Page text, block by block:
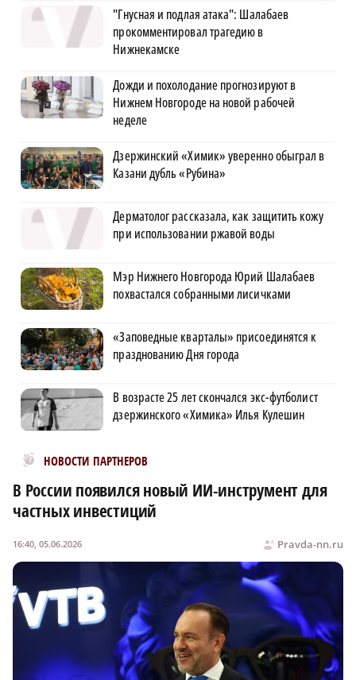
"Гнусная и подлая атака": Шалабаев
прокомментировал трагедию в
Нижнекамске
Дожди и похолодание прогнозируют в
Нижнем Новгороде на новой рабочей
неделе
Дзержинский «Химик» уверенно обыграл в
Казани дубль «Рубина»
Дерматолог рассказала, как защитить кожу
при использовании ржавой воды
Мэр Нижнего Новгорода Юрий Шалабаев
похвастался собранными лисичками
«Заповедные кварталы» присоединятся к
празднованию Дня города
В возрасте 25 лет скончался экс-футболист
дзержинского «Химика» Илья Кулешин
НОВОСТИ ПАРТНЕРОВ
Новости МирТесен
В России появился новый ИИ-инструмент для
частных инвестиций
Pravda-nn.ru
16:40, 05.06.2026